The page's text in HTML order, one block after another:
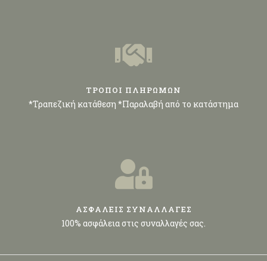
ΤΡΟΠΟΙ ΠΛΗΡΩΜΩΝ
*Τραπεζική κατάθεση *Παραλαβή από το κατάστημα
ΑΣΦΑΛΕΙΣ ΣΥΝΑΛΛΑΓΕΣ
100% ασφάλεια στις συναλλαγές σας.